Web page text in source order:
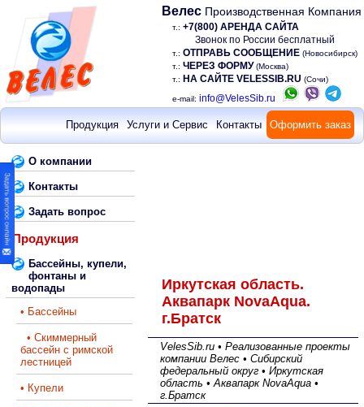
Велес Производственная Компания
т.: +7(800) АРЕНДА САЙТА
Звонок по России бесплатный
т.: ОТПРАВЬ СООБЩЕНИЕ (Новосибирск)
т.: ЧЕРЕЗ ФОРМУ (Москва)
т.: НА САЙТЕ VELESSIB.RU (Сочи)
e-mail: info@VelesSib.ru
Продукция Услуги и Сервис Контакты Оформить заказ
О компании
Контакты
Задать вопрос
Продукция
Бассейны, купели,
фонтаны и
водопады
• Бассейны
• Скиммерный
бассейн с римской
лестницей
• Купели
Иркутская область.
Аквапарк NovaAqua.
г.Братск
VelesSib.ru • Реализованные проекты
компании Велес • Сибирский
федеральный округ • Иркутская
область • Аквапарк NovaAqua •
г.Братск